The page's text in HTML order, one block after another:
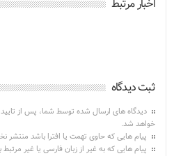
اخبار مرتبط
ثبت دیدگاه
دیدگاه های ارسال شده توسط شما، پس از
خواهد شد.
پیام هایی که حاوی تهمت یا افترا باشد منتشر
پیام هایی که به غیر از زبان فارسی یا غیر